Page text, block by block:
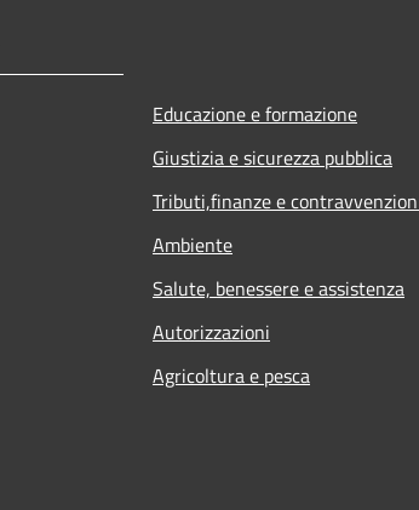
Educazione e formazione
Giustizia e sicurezza pubblica
Tributi,finanze e
Ambiente
Salute, benessere e assistenza
Autorizzazioni
Agricoltura e pesca